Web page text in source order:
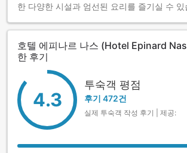
한 다양한 시설과 엄선된 요리를 즐기실 수 있
호텔 에피나르 나스 (Hotel Epinard
한 후기
4.3
투숙객 평점
후기 472건
실제 투숙객 작성 후기 | 제공: